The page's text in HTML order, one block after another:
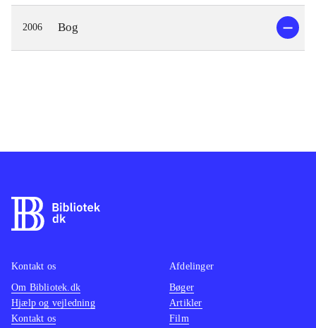
2006 Bog
Kontakt os
Om Bibliotek.dk
Hjælp og vejledning
Kontakt os
Afdelinger
Bøger
Artikler
Film